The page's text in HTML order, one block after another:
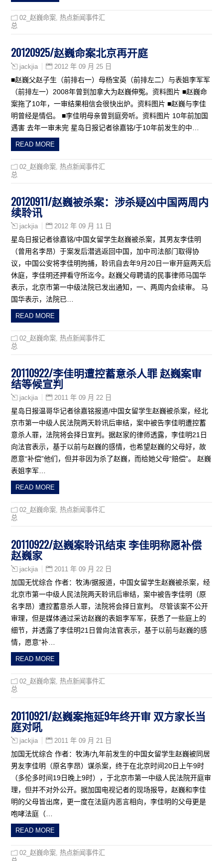
02_赵巍命案 ,热点新闻事件汇
总
20120925/赵巍命案北京再开庭
jackjia 2012 年 09 月 25 日
■赵巍父赵子生（前排右一）母杨宝英（前排左二）与表姐李军军
（前排左一）2008年曾到加拿大为赵巍伸冤。资料图片 ■赵巍命
案拖了10年，一审结果相信会很快出炉。资料图片 ■赵巍与李佳
明曾经是情侣。 ■李佳明母亲曾到庭旁听。资料图片 10年前加国
遇害 去年一审未完 星岛日报记者徐嘉铭/于10年前发生的中…
READ MORE
02_赵巍命案 ,热点新闻事件汇
总
20120911/赵巍被杀案：涉杀疑凶中国两周内
续聆讯
jackjia 2012 年 09 月 11 日
星岛日报记者徐嘉铭/中国女留学生赵巍被杀案，其男友李佳明
（曾用名李昂）于案发后潜逃返回中国，加中司法部门取得协
议，中国公安将李佳明拘捕，聆讯自去年9月20日一审开庭两天后
休庭，李佳明还押看守所迄今。赵巍父母聘请的民事律师马国华
表示，北京市第一中级法院已发出通知，一、两周内会续审。 马
国华表示，法院已…
READ MORE
02_赵巍命案 ,热点新闻事件汇
总
20110922/李佳明遭控蓄意杀人罪 赵巍案审
结等候宣判
jackjia 2011 年 09 月 22 日
星岛日报温哥华记者徐嘉铭报道/中国女留学生赵巍被杀案，经北
京市第一中级人民法院两天聆讯后审结，案中被告李佳明遭控蓄
意杀人罪，法院将会择日宣判。据赵家的律师透露，李佳明21日
向法官表示，基于以前与赵巍的感情，也希望赵巍的父母好，故
愿意“补偿”他们，但并非因为杀了赵巍，而给她父母“赔偿”。 赵巍
表姐李军…
READ MORE
02_赵巍命案 ,热点新闻事件汇
总
20110922/赵巍案聆讯结束 李佳明称愿补偿
赵巍家
jackjia 2011 年 09 月 22 日
加国无忧综合 作者：牧涛/据报道，中国女留学生赵巍被杀案，经
北京市第一中级人民法院两天聆讯后审结，案中被告李佳明（原
名李昂）遭控蓄意杀人罪，法院将会择日宣判。 尽管该案不公开
审理，但是媒体通过采访赵巍的表姐李军军，获悉了一些庭上的
细节，并透露了李佳明21日曾向法官表示，基于以前与赵巍的感
情，愿意“补…
READ MORE
02_赵巍命案 ,热点新闻事件汇
总
20110921/赵巍案拖延9年终开审 双方家长当
庭对吼
jackjia 2011 年 09 月 21 日
加国无忧综合 作者：牧涛/九年前发生的中国女留学生赵巍被同居
男友李佳明（原名李昂）谋杀案，终于在北京时间20日上午9时
（多伦多时间19日晚上9时），于北京市第一中级人民法院开庭审
理，但并不对外公开。据加国电视记者的现场报导，赵巍和李佳
明的父母皆出席，更一度在法庭内恶言相向，李佳明的父母更是
咆哮法庭（…
READ MORE
02_赵巍命案 ,热点新闻事件汇